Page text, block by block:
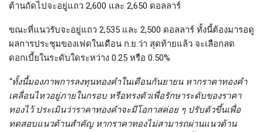
ต้านถัดไปจะอยู่แถว 2,600 และ 2,650 ดอลลาร์
ขณะที่แนวรับจะอยู่แถว 2,535 และ 2,500 ดอลลาร์ ทั้งนี้ต้องมารอดู
ผลการประชุมของเฟดในเดือน ก.ย.ว่า สุดท้ายแล้ว จะเลือกลด
ดอกเบี้ยในระดับใดระหว่าง 0.25 หรือ 0.50%
“ทั้งนี้มองภาพการลงทุนทองคำในเดือนกันยายน หากราคาทองคำ
เคลื่อนไหวอยู่ภายในกรอบ หรือทรงตัวเพื่อรักษาระดับของราคา
ทองไว้ ประเมินว่าราคาทองคำจะมีโอกาสค่อย ๆ ปรับตัวขึ้นเพื่อ
ทดสอบแนวต้านสำคัญ หากราคาทองไม่สามารถผ่านแนวต้าน